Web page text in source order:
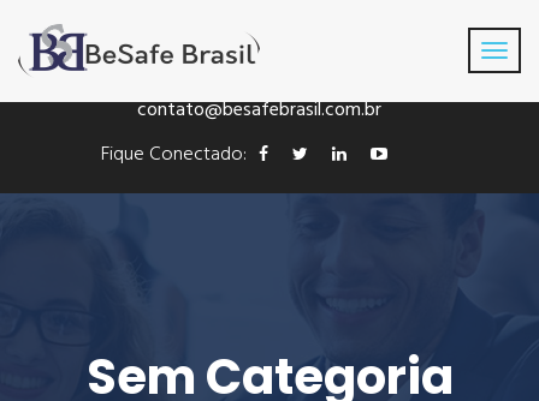
Fone: +55(41) 3016-8433
contato@besafebrasil.com.br
Fique Conectado:
Sem Categoria